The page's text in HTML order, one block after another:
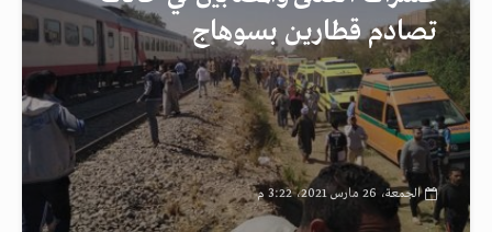
تصادم قطارين بسوهاج
الجمعة، 26 مارس 2021، 3:22 م